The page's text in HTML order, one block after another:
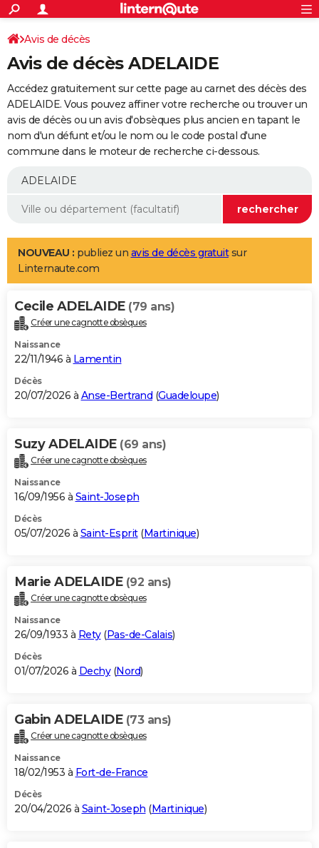
ACTUALITÉS
Politique
Société
Faits Divers
Education
Monde
Villes
+
SPORT
Coupe du monde 2026
Football
Tennis
Cyclisme
Rugby
Forum
Programme TV
TNT
Streaming
Cinéma
Sorties cinéma
Musique
+
FINANCE
Retraite
Epargne
Immobilier
Risques naturels par ville
Banque
Assurance
AUTO
Essais
Réserver un essai
Citadines
Berlines
SUV
Forum auto
+
Mobiles
Meilleur smartphone
Internet
Ordinateurs
Jeux vidéo
Guide high-tech
Aménagement intérieur
LIFESTYLE
Art de vivre
Bien-être
Loisirs
Mode
Modes de vie
Alimentation
Guide de la santé
Maladies
Médicaments
Sommeil
VOYAGE
Destinations
City break
Voyage nature
Voyage de noces
Forum
Climat
+PHOTO
GUIDES D'ACHAT
BONS PLANS
Carte de Noël
Carte Bonne année
Carte Saint-Valentin
Carte Pâques
Carte d'anniversaire
DICTIONNAIRE
Dictionnaire
Biographies
Citations
Expressions
Proverbes
PROGRAMME TV
S'inscrire
Se connecter
Lycées
Collèges
Primaires
Universités
Entreprises
Service militaire
Avis de recherche
AVIS DE DÉCÈS
Bricolage
Lifestyle
Culture
Sport
Auto
Television
Voyage
Cinema
Avis de décès
Avis de décès ADELAIDE
Accédez gratuitement sur cette page au carnet des décès des
ADELAIDE. Vous pouvez affiner votre recherche ou trouver un
avis de décès ou un avis d'obsèques plus ancien en tapant le
nom d'un défunt et/ou le nom ou le code postal d'une
commune dans le moteur de recherche ci-dessous.
NOUVEAU : publiez un avis de décès gratuitsur
Linternaute.com
Cecile ADELAIDE (79 ans)
Créer une cagnotte obsèques
Naissance
22/11/1946 à Lamentin
Décès
20/07/2026 à Anse-Bertrand (Guadeloupe)
Suzy ADELAIDE (69 ans)
Créer une cagnotte obsèques
Naissance
16/09/1956 à Saint-Joseph
Décès
05/07/2026 à Saint-Esprit(Martinique)
Marie ADELAIDE (92 ans)
Créer une cagnotte obsèques
Naissance
26/09/1933 à Rety(Pas-de-Calais)
Décès
01/07/2026 à Dechy(Nord)
Gabin ADELAIDE (73 ans)
Créer une cagnotte obsèques
Naissance
18/02/1953 à Fort-de-France
Décès
20/04/2026 à Saint-Joseph (Martinique)